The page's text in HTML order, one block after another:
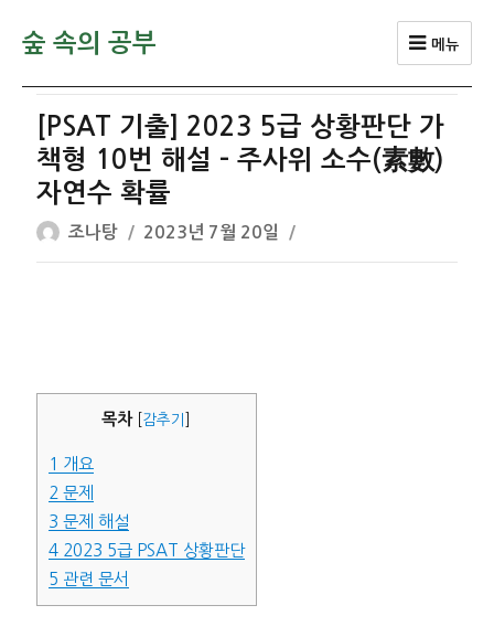
숲 속의 공부 메뉴
[PSAT 기출] 2023 5급 상황판단 가
책형 10번 해설 – 주사위 소수(素數)
자연수 확률
글
쓴
조나탕
작
성
2023년 7월 20일
목차 감추기
1 개요
2 문제
3 문제 해설
42023 5급 PSAT 상황판단
5 관련 문서